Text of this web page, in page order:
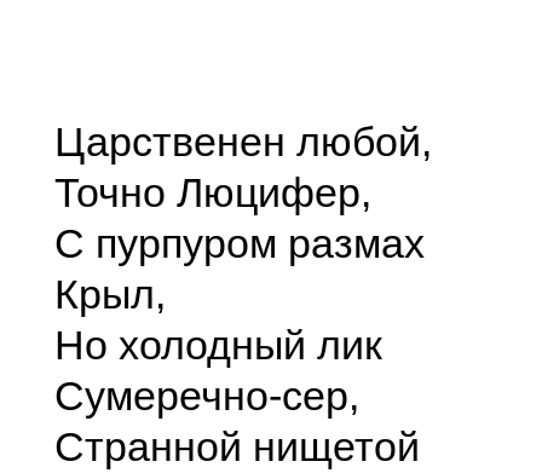
Царственен любой,
Точно Люцифер,
С пурпуром размах
Крыл,
Но холодный лик
Сумеречно-сер,
Странной нищетой